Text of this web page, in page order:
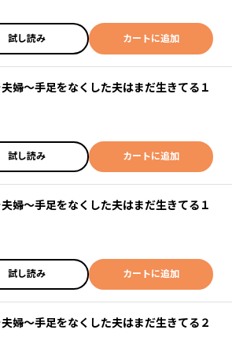
試し読み カートに追加
婦～手足をなくした夫はまだ生きてる１
試し読み カートに追加
婦～手足をなくした夫はまだ生きてる１
試し読み カートに追加
婦～手足をなくした夫はまだ生きてる２